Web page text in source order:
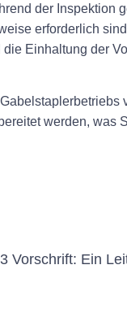
der Inspektion
erforderlich
Einhaltung der
werden, was